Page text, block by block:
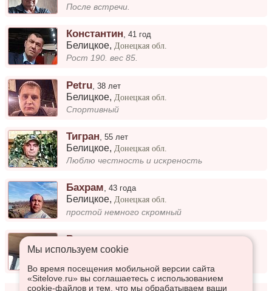
После встречи.
Константин,41 год
Белицкое, Донецкая обл.
Рост 190. вес 85.
Petru ,38 лет
Белицкое, Донецкая обл.
Спортивный
Тигран ,55 лет
Белицкое, Донецкая обл.
Люблю честность и искреность
Бахрам,43 года
Белицкое,Донецкая обл.
простой немного скромный
Вениамин,
Белицкое,Донецкая обл.
Мы используем сookie
Во время посещения мобильной версии сайта
«Sitelove.ru» вы соглашаетесь с использованием
cookie-файлов и тем, что мы обрабатываем ваши